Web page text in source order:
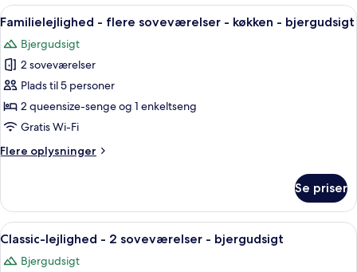
køkken
Indlæs
alle
billeder
af
Familielejlighed
-
flere
-
bjergudsigt
Et værelse med trappe, spisebord
1
Familielejlighed - flere soveværelser - køkken - bjergudsigt
Bjergudsigt
2 soveværelser
Plads til 5 personer
2 queensize-senge og 1 enkeltseng
Gratis Wi-Fi
Flere oplysninger
Flere
-
flere
soveværelser
køkken
Se priser
Indlæs
alle
billeder
Et soveværelse med seng, bænk,
1
Classic-lejlighed - 2 soveværelser - bjergudsigt
Bjergudsigt